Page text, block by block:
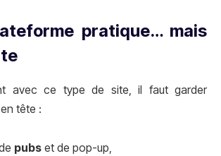
pratique… mais
avec ce type de site, il faut garder
tête :
pubs et de pop-up,